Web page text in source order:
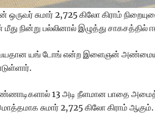
சுமார் 2,725 கிலோ கிராம்
நின்று பல்லினால் இழுத்து சாகசத்தில்
யங் டோங் என்ற இளைஞன்
13 அடி நீளமான பாதை
சுமார் 2,725 கிலோ கிராம் ஆகும்.